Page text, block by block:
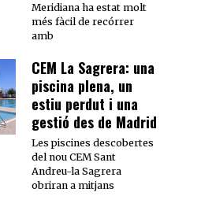
Meridiana ha estat molt
més fàcil de recórrer
amb
CEM La Sagrera: una
piscina plena, un
estiu perdut i una
gestió des de Madrid
Les piscines descobertes
del nou CEM Sant
Andreu-la Sagrera
obriran a mitjans